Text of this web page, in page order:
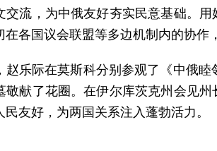
交流，为中俄友好夯实民意基础。
在各国议会联盟等多边机制内的协作
赵乐际在莫斯科分别参观了《中俄
敬献了花圈。在伊尔库茨克州会见
友好，为两国关系注入蓬勃活力。